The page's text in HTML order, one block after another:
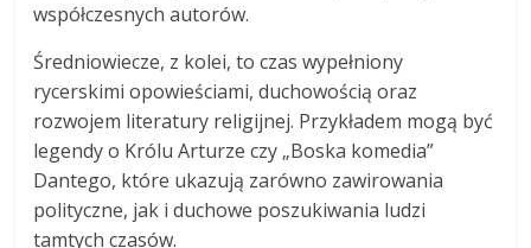
współczesnych autorów.
Średniowiecze, z kolei, to czas wypełniony
rycerskimi opowieściami, duchowością oraz
rozwojem literatury religijnej. Przykładem mogą być
legendy o Królu Arturze czy „Boska komedia”
Dantego, które ukazują zarówno zawirowania
polityczne, jak i duchowe poszukiwania ludzi
tamtych czasów.